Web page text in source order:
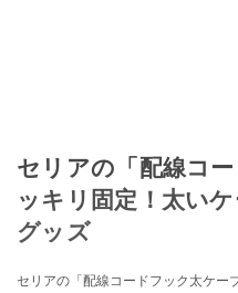
セリアの「配線コ
ッキリ固定！太い
グッズ
セリアの「配線コードフック太ケー